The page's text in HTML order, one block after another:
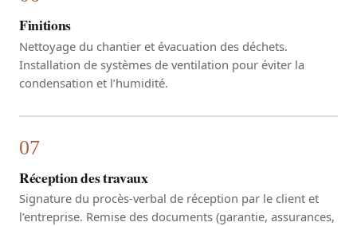
Finitions
Nettoyage du chantier et évacuation des déchets.
Installation de systèmes de ventilation pour éviter la
condensation et l’humidité.
Réception des travaux
Signature du procès-verbal de réception par le client et
l’entreprise. Remise des documents (garantie, assurances,